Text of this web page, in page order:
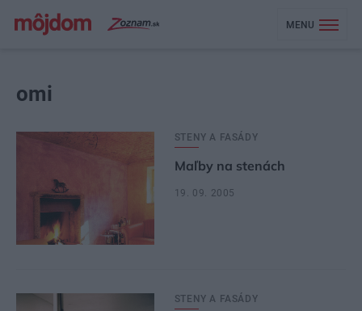
MENU
omi
STENY A FASÁDY
Maľby na stenách
19. 09. 2005
STENY A FASÁDY